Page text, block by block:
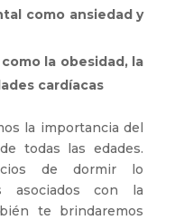
como ansiedad y
la obesidad, la
cardíacas
la importancia del
todas las edades.
de dormir lo
asociados con la
te brindaremos